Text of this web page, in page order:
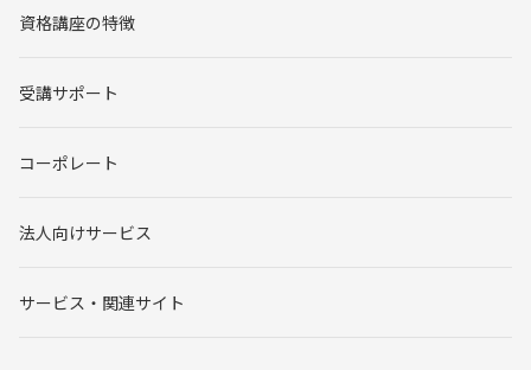
資格講座の特徴
受講サポート
コーポレート
法人向けサービス
サービス・関連サイト